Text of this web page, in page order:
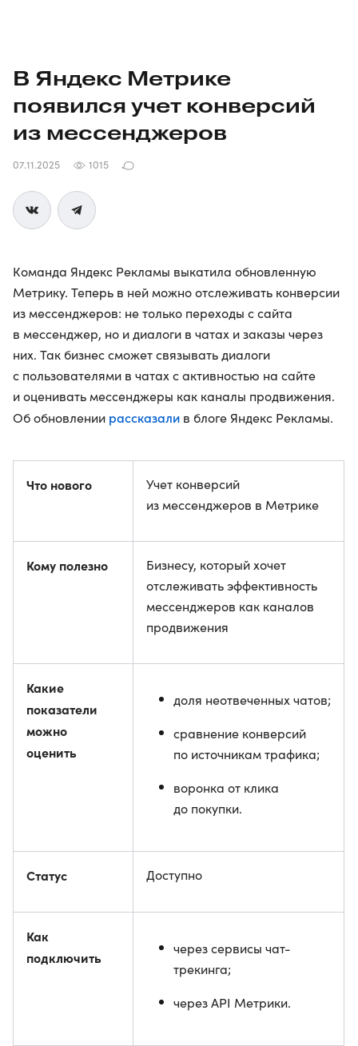
В Яндекс Метрике
появился учет конверсий
из мессенджеров
07.11.2025 1015
Команда Яндекс Рекламы выкатила обновленную
Метрику. Теперь в ней можно отслеживать конверсии
из мессенджеров: не только переходы с сайта
в мессенджер, но и диалоги в чатах и заказы через
них. Так бизнес сможет связывать диалоги
с пользователями в чатах с активностью на сайте
и оценивать мессенджеры как каналы продвижения.
Об обновлении рассказали в блоге Яндекс Рекламы.
Что нового
Учет конверсий
из мессенджеров в Метрике
Кому полезно
Бизнесу, который хочет
отслеживать эффективность
мессенджеров как каналов
продвижения
Какие
показатели
можно
оценить
доля неотвеченных чатов;
сравнение конверсий
по источникам трафика;
воронка от клика
до покупки.
Статус Доступно
Как
подключить
через сервисы чат-
трекинга;
через API Метрики.